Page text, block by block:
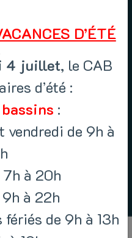
D’ÉTÉ
4 juillet, le CAB
d’été :
:
vendredi de 9h à
à 20h
à 22h
de 9h à 13h